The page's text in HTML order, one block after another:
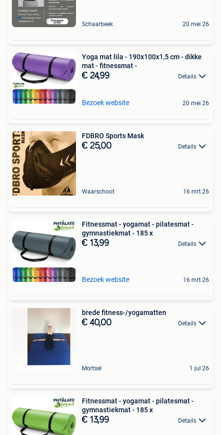
Schaarbeek 20 mei 26
Yoga mat lila - 190x100x1,5 cm - dikke
mat - fitnessmat -
€ 24,99 Details
Bezoek website 20 mei 26
FDBRO Sports Mask
€ 25,00 Details
Waarschoot 16 mrt 26
Fitnessmat - yogamat - pilatesmat -
gymnastiekmat - 185 x
€ 13,99 Details
Bezoek website 16 mrt 26
brede fitness-/yogamatten
€ 40,00 Details
Mortsel 1 jul 26
Fitnessmat - yogamat - pilatesmat -
gymnastiekmat - 185 x
€ 13,99 Details